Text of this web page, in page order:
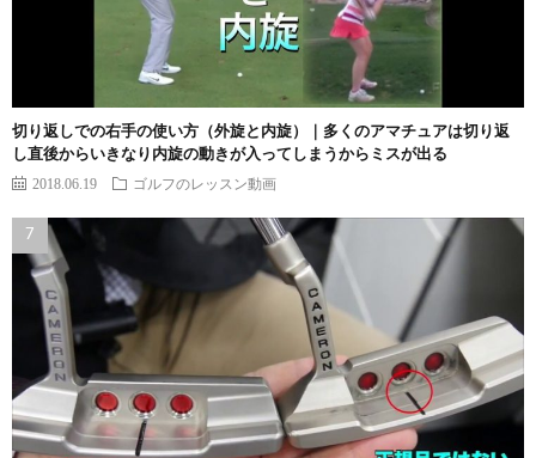
切り返しでの右手の使い方（外旋と内旋）｜多くのアマチュアは切り返
し直後からいきなり内旋の動きが入ってしまうからミスが出る
2018.06.19 ゴルフのレッスン動画